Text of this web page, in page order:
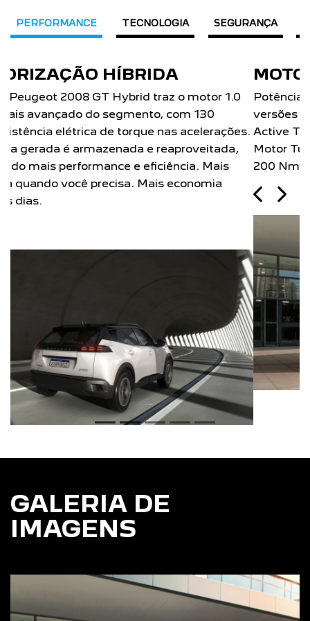
PERFORMANCE TECNOLOGIA SEGURANÇA
MOTOR TURBO 200
Potência para você ir mais longe, mais rápido. As
versões GT Hybrid T200 AT, Allure T200 AT e
Active T200 AT do Novo Peugeot 2008 com o
Motor Turbo 200 Flex com 130 cv de potência e
200 Nm de torque.
Previous
Próximo
IMAGENS